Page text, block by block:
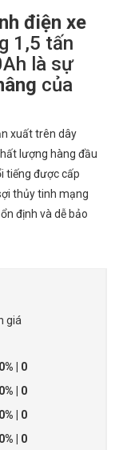
điện xe
1,5 tấn
là sự
của
xuất trên dây
lượng hàng đầu
tiếng được cấp
thủy tinh mạng
định và dễ bảo
giá
0% | 0
0% | 0
0% | 0
0% | 0